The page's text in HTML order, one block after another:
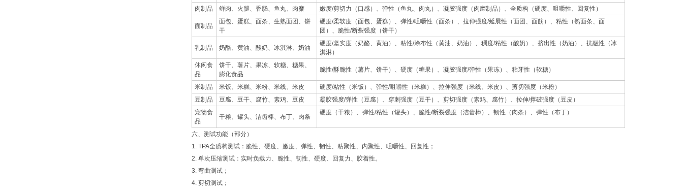
肉制品
鲜肉、火腿、香肠、鱼丸、肉糜 嫩度/剪切力（口感）、弹性（鱼丸、肉丸）、凝胶强度（肉糜制品）、全质构（硬度、咀嚼性、回复性）
面制品
面包、蛋糕、面条、生熟面团、饼
干
硬度/柔软度（面包、蛋糕）、弹性/咀嚼性（面条）、拉伸强度/延展性（面团、面筋）、粘性（熟面条、面
团）、脆性/断裂强度（饼干）
乳制品 奶酪、黄油、酸奶、冰淇淋、奶油
硬度/坚实度（奶酪、黄油）、粘性/涂布性（黄油、奶油）、稠度/粘性（酸奶）、挤出性（奶油）、抗融性（冰
淇淋）
休闲食
品
饼干、薯片、果冻、软糖、糖果、
膨化食品
脆性/酥脆性（薯片、饼干）、硬度（糖果）、凝胶强度/弹性（果冻）、粘牙性（软糖）
米制品 米饭、米糕、米粉、米线、米皮
硬度/粘性（米饭）、弹性/咀嚼性（米糕）、拉伸强度（米线、米皮）、剪切强度（米粉）
豆制品
豆腐、豆干、腐竹、素鸡、豆皮
凝胶强度/弹性（豆腐）、穿刺强度（豆干）、剪切强度（素鸡、腐竹）、拉伸/撑破强度（豆皮）
宠物食
品
干粮、罐头、洁齿棒、布丁、肉条
硬度（干粮）、弹性/粘性（罐头）、脆性/断裂强度（洁齿棒）、韧性（肉条）、弹性（布丁）
六、测试功能（部分）
1. TPA全质构测试：脆性、硬度、嫩度、弹性、韧性、粘聚性、内聚性、咀嚼性、回复性；
2. 单次压缩测试：实时负载力、脆性、韧性、硬度、回复力、胶着性。
3. 弯曲测试；
4. 剪切测试；